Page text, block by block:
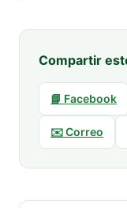
Compartir
📘 Facebook
✉️ Correo